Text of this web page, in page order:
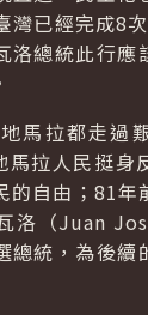
灣已經完成8
洛總統此行應
馬拉都走過
拉人民挺身
的自由；81年
洛（Juan
總統，為後續